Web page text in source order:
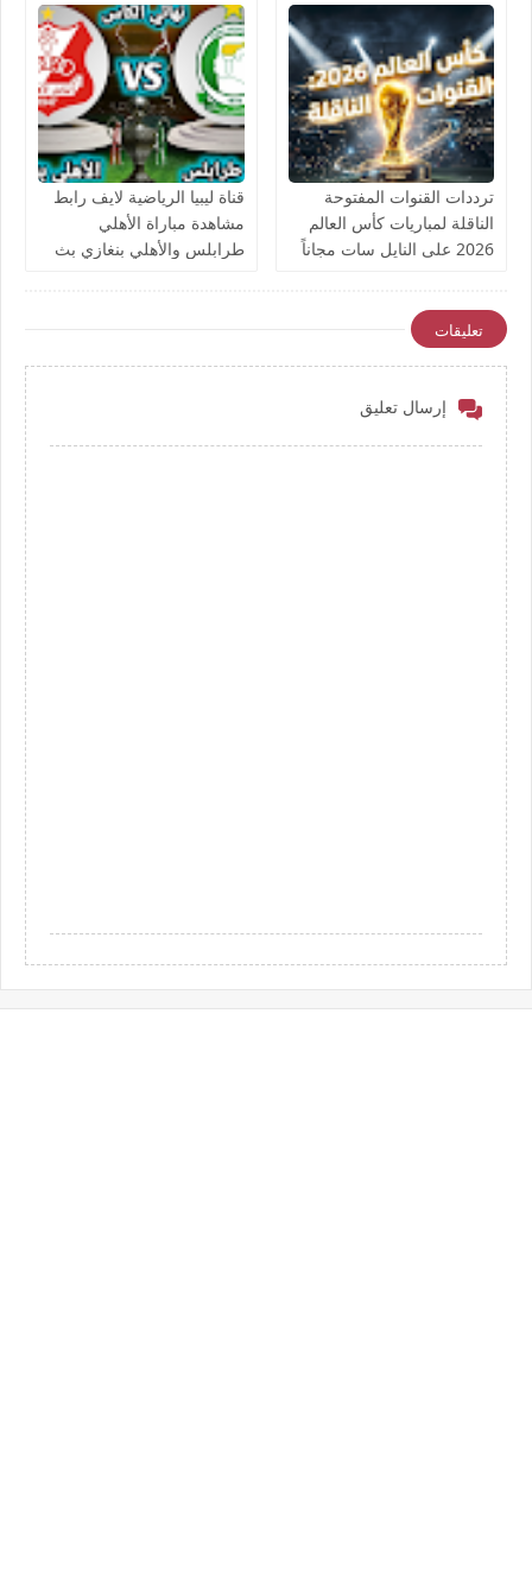
ترددات القنوات المفتوحة
الناقلة لمباريات كأس العالم
2026 على النايل سات مجاناً
قناة ليبيا الرياضية لايف رابط
مشاهدة مباراة الأهلي
طرابلس والأهلي بنغازي بث
تعليقات
إرسال تعليق